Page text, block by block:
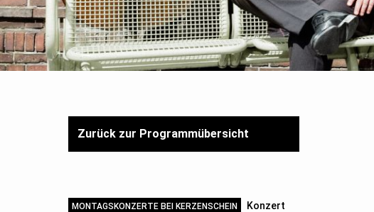
Zurück zur Programmübersicht
MONTAGSKONZERTE BEI KERZENSCHEIN Konzert